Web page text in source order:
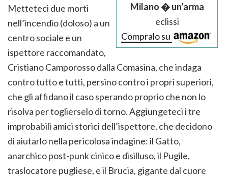
Milano � un’arma
eclissi
Compralo su
Metteteci due morti
nell’incendio (doloso) a un
centro sociale e un
ispettore raccomandato,
Cristiano Camporosso dalla Comasina, che indaga
contro tutto e tutti, persino contro i propri superiori,
che gli affidano il caso sperando proprio che non lo
risolva per toglierselo di torno. Aggiungeteci i tre
improbabili amici storici dell’ispettore, che decidono
di aiutarlo nella pericolosa indagine: il Gatto,
anarchico post-punk cinico e disilluso, il Pugile,
traslocatore pugliese, e il Brucia, gigante dal cuore